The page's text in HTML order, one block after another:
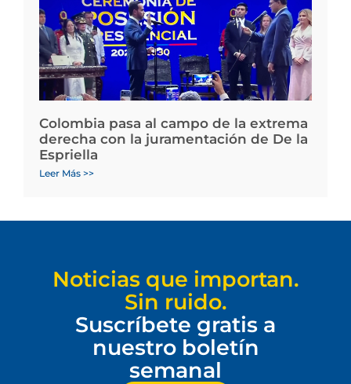
Colombia pasa al campo de la extrema
derecha con la juramentación de De la
Espriella
Leer Más >>
Noticias que importan.
Sin ruido.
Suscríbete gratis a
nuestro boletín
semanal